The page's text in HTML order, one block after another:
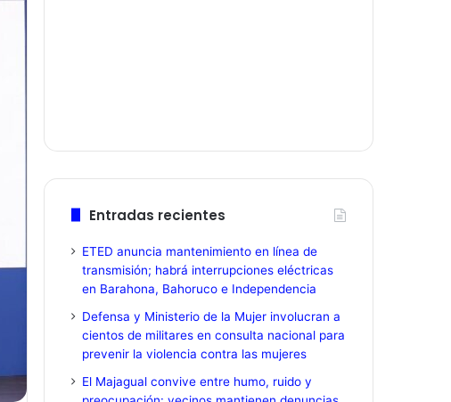
Entradas recientes
ETED anuncia mantenimiento en línea de
transmisión; habrá interrupciones eléctricas
en Barahona, Bahoruco e Independencia
Defensa y Ministerio de la Mujer involucran a
cientos de militares en consulta nacional para
prevenir la violencia contra las mujeres
El Majagual convive entre humo, ruido y